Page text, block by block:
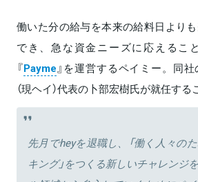
働いた分の給与を本来の給料日より
でき、急な資金ニーズに応えるこ
『Payme』を運営するペイミー。同
（現ヘイ）代表の卜部宏樹氏が就任する
先月でheyを退職し、「働く人々の
キング」をつくる新しいチャレンジ